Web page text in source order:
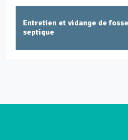
Entretien et vidange de fosse
septique